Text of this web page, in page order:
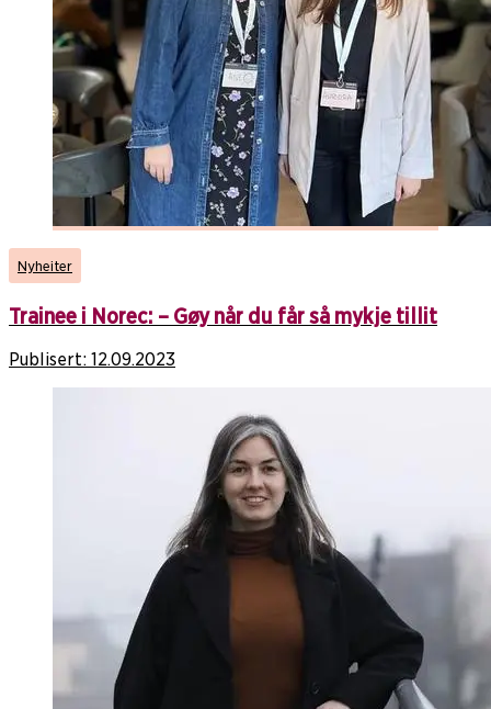
Nyheiter
Trainee i Norec: – Gøy når du får så mykje tillit
Publisert: 12.09.2023